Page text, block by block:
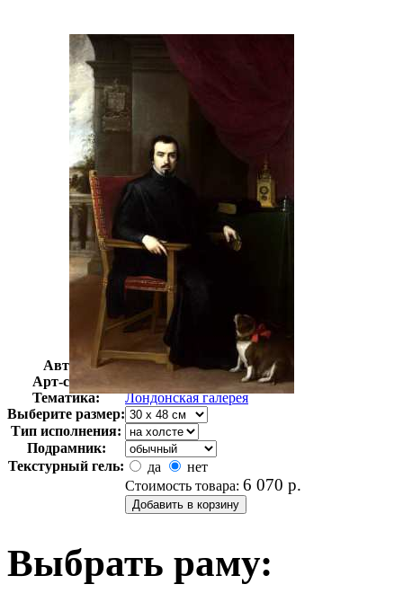
Автор:
Мурильо Бартоломе
Арт-стиль
Английская живопись
Тематика:
Лондонская галерея
Выберите размер:
Тип исполнения:
Подрамник:
Текстурный гель:
да
нет
Стоимость товара: 6 070 р.
Выбрать раму: